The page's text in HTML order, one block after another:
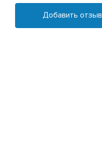
Добавить отзыв